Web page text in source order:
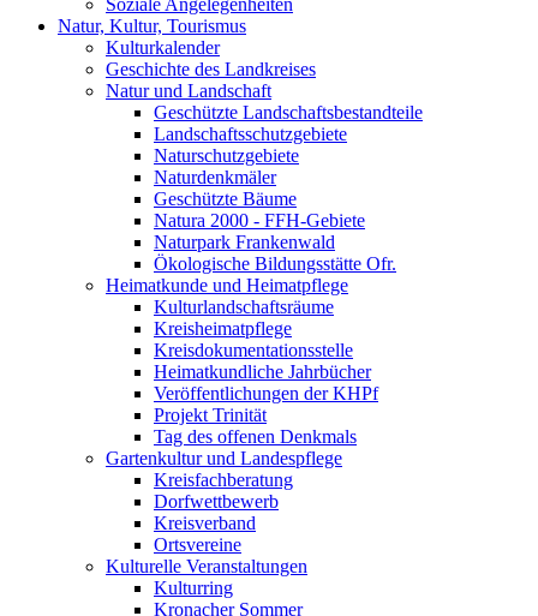
Soziale Angelegenheiten
Natur, Kultur, Tourismus
Kulturkalender
Geschichte des Landkreises
Natur und Landschaft
Geschützte Landschaftsbestandteile
Landschaftsschutzgebiete
Naturschutzgebiete
Naturdenkmäler
Geschützte Bäume
Natura 2000 - FFH-Gebiete
Naturpark Frankenwald
Ökologische Bildungsstätte Ofr.
Heimatkunde und Heimatpflege
Kulturlandschaftsräume
Kreisheimatpflege
Kreisdokumentationsstelle
Heimatkundliche Jahrbücher
Veröffentlichungen der KHPf
Projekt Trinität
Tag des offenen Denkmals
Gartenkultur und Landespflege
Kreisfachberatung
Dorfwettbewerb
Kreisverband
Ortsvereine
Kulturelle Veranstaltungen
Kulturring
Kronacher Sommer